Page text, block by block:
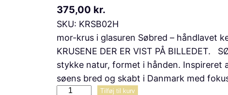
375,00 kr.
SKU: KRSB02H
mor-krus i glasuren Søbred – håndlavet
KRUSENE DER ER VIST PÅ BILLEDET.
stykke natur, formet i hånden. Inspireret
søens bred og skabt i Danmark med
Tilføj til kurv